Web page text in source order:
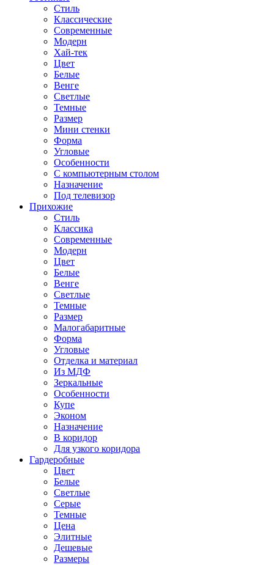
Стиль
Классические
Современные
Модерн
Хай-тек
Цвет
Белые
Венге
Светлые
Темные
Размер
Мини стенки
Форма
Угловые
Особенности
С компьютерным столом
Назначение
Под телевизор
Прихожие
Стиль
Классика
Современные
Модерн
Цвет
Белые
Венге
Светлые
Темные
Размер
Малогабаритные
Форма
Угловые
Отделка и материал
Из МДФ
Зеркальные
Особенности
Купе
Эконом
Назначение
В коридор
Для узкого коридора
Гардеробные
Цвет
Белые
Светлые
Серые
Темные
Цена
Элитные
Дешевые
Размеры